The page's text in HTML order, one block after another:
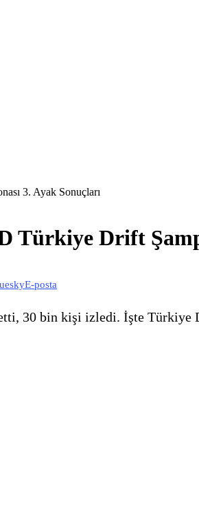
3. Ayak Sonuçları
Drift
E-posta
30 bin kişi izledi. İşte Türkiye